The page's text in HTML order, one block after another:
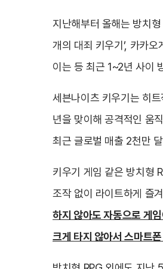
지난해부터 올해는 방치
개의 대죄 키우기’, 카카오
이는 등 최근 1~2년 사이
세븐나이츠 키우기는 히
년을 맞이해 공격적인 움
최근 글로벌 매출 2천만
키우기 게임 같은 방치형
조작 없이 라이트하게 즐
하지 않아도 자동으로 게
크게 타지 않아서 스마트